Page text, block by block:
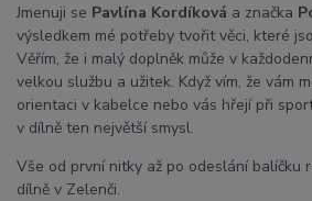
Jmenuji se Pavlína Kordíková a značka
výsledkem mé potřeby tvořit věci, které
Věřím, že i malý doplněk může v
velkou službu a užitek. Když vím, že vám
orientaci v kabelce nebo vás hřejí při
v dílně ten největší smysl.
Vše od první nitky až po odeslání balíčku
dílně v Zelenči.